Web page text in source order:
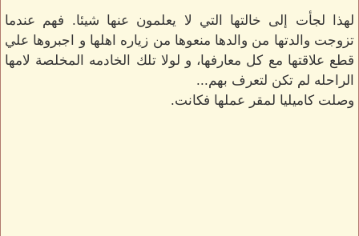
لهذا لجأت إلى خالتها التي لا يعلمون عنها شيئا. فهم عندما
تزوجت والدتها من والدها منعوها من زياره اهلها و اجبروها علي
قطع علاقتها مع كل معارفها، و لولا تلك الخادمه المخلصة لامها
الراحله لم تكن لتعرف بهم...
وصلت كاميليا لمقر عملها فكانت.